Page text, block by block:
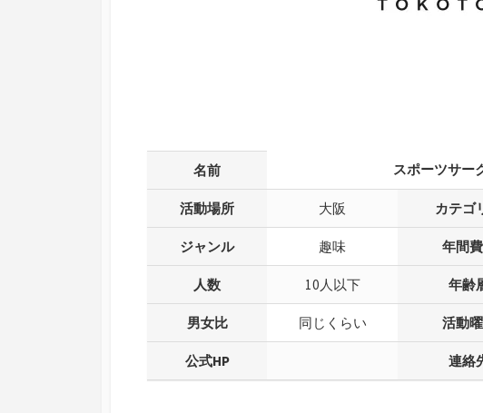
名前 スポーツサー
活動場所 大阪 カテゴ
ジャンル 趣味 年間
人数 10人以下 年齢
男女比 同じくらい 活動
公式HP 連絡